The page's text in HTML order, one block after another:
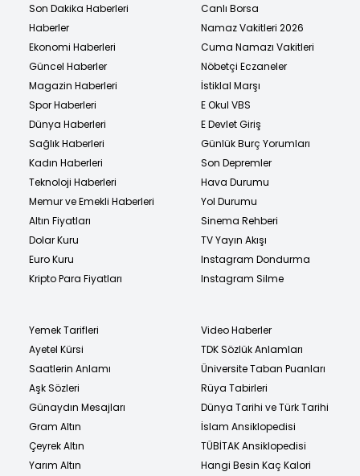
Son Dakika Haberleri
Haberler
Ekonomi Haberleri
Güncel Haberler
Magazin Haberleri
Spor Haberleri
Dünya Haberleri
Sağlık Haberleri
Kadın Haberleri
Teknoloji Haberleri
Memur ve Emekli Haberleri
Altın Fiyatları
Dolar Kuru
Euro Kuru
Kripto Para Fiyatları
Canlı Borsa
Namaz Vakitleri 2026
Cuma Namazı Vakitleri
Nöbetçi Eczaneler
İstiklal Marşı
E Okul VBS
E Devlet Giriş
Günlük Burç Yorumları
Son Depremler
Hava Durumu
Yol Durumu
Sinema Rehberi
TV Yayın Akışı
Instagram Dondurma
Instagram Silme
Yemek Tarifleri
Ayetel Kürsi
Saatlerin Anlamı
Aşk Sözleri
Günaydın Mesajları
Gram Altın
Çeyrek Altın
Yarım Altın
Video Haberler
TDK Sözlük Anlamları
Üniversite Taban Puanları
Rüya Tabirleri
Dünya Tarihi ve Türk Tarihi
İslam Ansiklopedisi
TÜBİTAK Ansiklopedisi
Hangi Besin Kaç Kalori